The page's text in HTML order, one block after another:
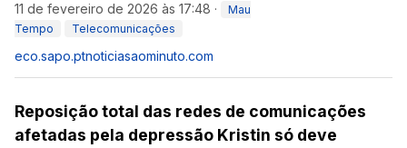
11 de fevereiro de 2026 às 17:48 ·
Mau
Tempo
Telecomunicações
eco.sapo.ptnoticiasaominuto.com
Reposição total das redes de comunicações
afetadas pela depressão Kristin só deve